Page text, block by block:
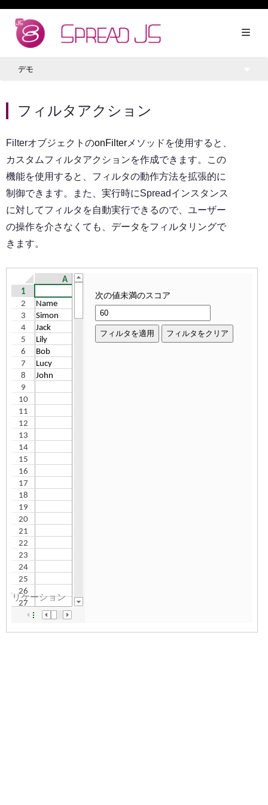
デモ
フィルタアクション
FilterオブジェクトのonFilter メソッドを使用すると、
カスタムフィルタアクションを作成できます。この
機能を使用すると、フィルタの動作方法を拡張的に
制御できます。また、実行時にSpreadインスタンス
に対してフィルタを自動実行できるので、ユーザー
の操作を介さなくても、データをフィルタリングで
きます。